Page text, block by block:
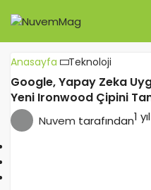
Anasayfa Teknoloji
Google, Yapay Zeka
Yeni Ironwood Çipini
Nuvem tarafından1